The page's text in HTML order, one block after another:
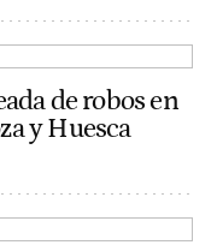
de robos en
y Huesca